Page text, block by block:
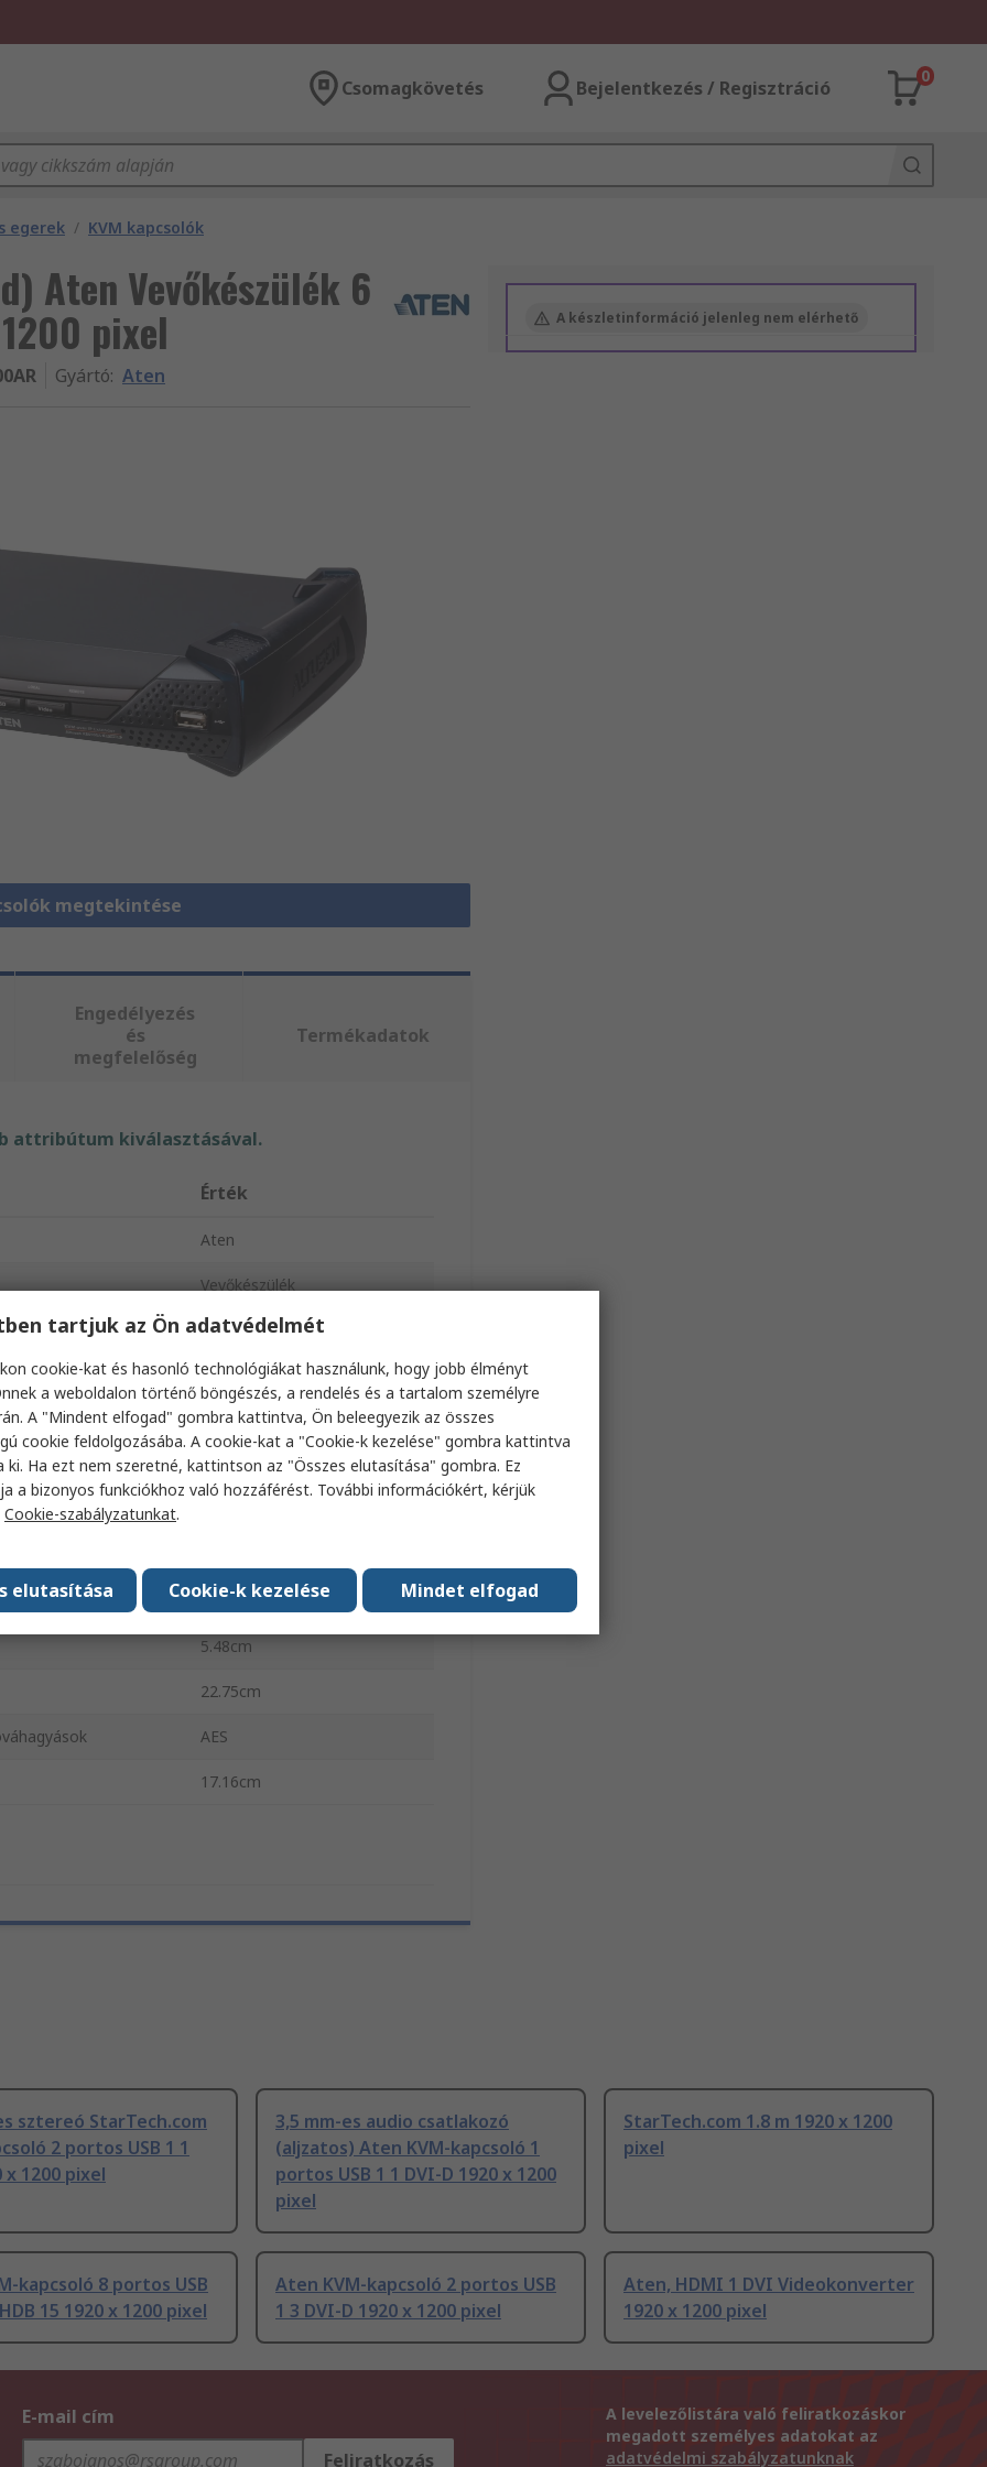
Csomagkövetés Bejelentkezés / Regisztráció
0
egerek / KVM kapcsolók
Aten Vevőkészülék 6
pixel
Gyártó: Aten
megtekintése
A készletinformáció jelenleg nem elérhető
Engedélyezés
és
megfelelőség
Termékadatok
attribútum kiválasztásával.
Érték
Aten
Vevőkészülék
típusa DVI I
6
száma 1
száma 1
típusa Mini sztereo jack aljzat (zöld)
5.48cm
22.75cm
AES
17.16cm
sztereó StarTech.com
2 portos USB 1 1
x 1200 pixel
3,5 mm-es audio csatlakozó
(aljzatos) Aten KVM-kapcsoló 1
portos USB 1 1 DVI-D 1920 x 1200
pixel
StarTech.com 1.8 m 1920 x 1200
pixel
kapcsoló 8 portos USB
15 1920 x 1200 pixel
Aten KVM-kapcsoló 2 portos USB
1 3 DVI-D 1920 x 1200 pixel
Aten, HDMI 1 DVI Videokonverter
1920 x 1200 pixel
E-mail cím
Feliratkozás
A levelezőlistára való feliratkozáskor
megadott személyes adatokat az
adatvédelmi szabályzatunknak
tartjuk az Ön adatvédelmét
cookie-kat és hasonló technológiákat használunk, hogy jobb élményt
a weboldalon történő böngészés, a rendelés és a tartalom személyre
A "Mindent elfogad" gombra kattintva, Ön beleegyezik az összes
cookie feldolgozásába. A cookie-kat a "Cookie-k kezelése" gombra kattintva
ki. Ha ezt nem szeretné, kattintson az "Összes elutasítása" gombra. Ez
a bizonyos funkciókhoz való hozzáférést. További információkért, kérjük
Cookie-szabályzatunkat.
Mindet elfogad
Cookie-k kezelése
elutasítása